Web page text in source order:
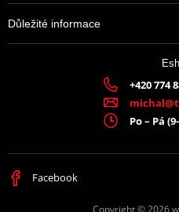
Důležité informace
+420 774
Po – Pá
Facebook
Copyright © 2026